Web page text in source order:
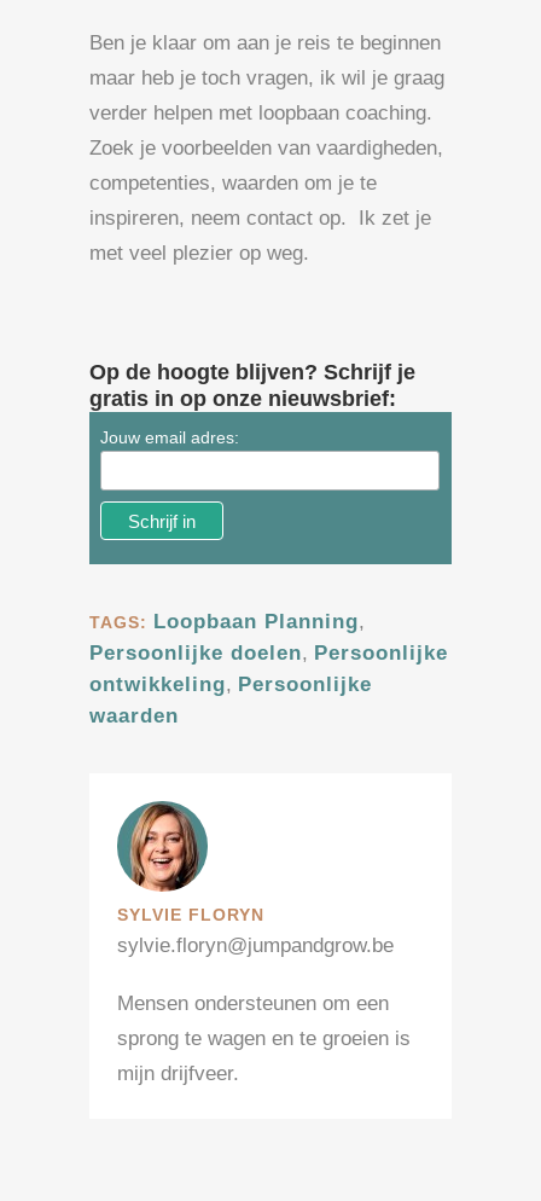
Ben je klaar om aan je reis te beginnen
maar heb je toch vragen, ik wil je graag
verder helpen met loopbaan coaching.
Zoek je voorbeelden van vaardigheden,
competenties, waarden om je te
inspireren, neem contact op. Ik zet je
met veel plezier op weg.
Op de hoogte blijven? Schrijf je
gratis in op onze nieuwsbrief:
Jouw email adres:
TAGS: Loopbaan Planning,
Persoonlijke doelen, Persoonlijke
ontwikkeling, Persoonlijke
waarden
SYLVIE FLORYN
sylvie.floryn@jumpandgrow.be
Mensen ondersteunen om een
sprong te wagen en te groeien is
mijn drijfveer.